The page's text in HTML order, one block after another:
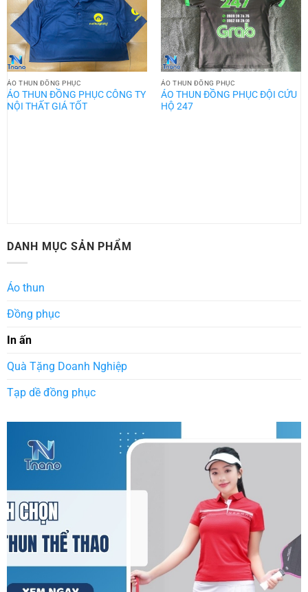
ÁO THUN ĐỒNG PHỤC
ÁO THUN ĐỒNG PHỤC CÔNG TY
NỘI THẤT GIÁ TỐT
ÁO THUN ĐỒNG PHỤC
ÁO THUN ĐỒNG PHỤC ĐỘI CỨU
HỘ 247
DANH MỤC SẢN PHẨM
Áo thun
Đồng phục
In ấn
Quà Tặng Doanh Nghiệp
Tạp dề đồng phục